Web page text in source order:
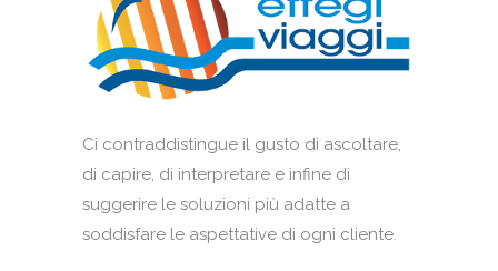
Ci contraddistingue il gusto di ascoltare,
di capire, di interpretare e infine di
suggerire le soluzioni più adatte a
soddisfare le aspettative di ogni cliente.